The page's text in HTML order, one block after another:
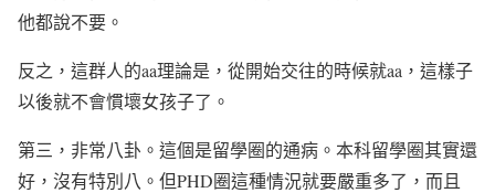
他都說不要。
反之，這群人的aa理論是，從開始交往的時候就aa ，這樣子
以後就不會慣壞女孩子了。
第三，非常八卦。這個是留學圈的通病。本科留學圈其實還
好，沒有特別八。但PHD圈這種情況就要嚴重多了，而且